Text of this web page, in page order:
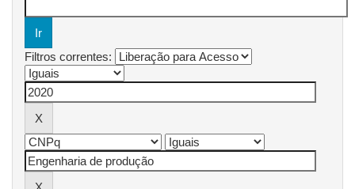
Filtros correntes: